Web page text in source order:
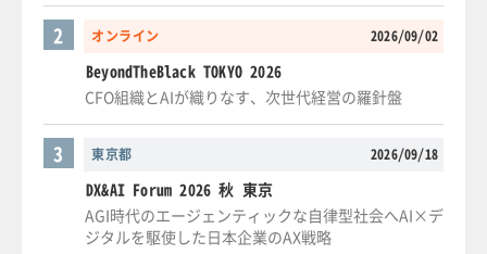
オンライン 2026/09/02
2
BeyondTheBlack TOKYO 2026
CFO組織とAIが織りなす、次世代経営の羅針盤
東京都 2026/09/18
3
DX&AI Forum 2026 秋 東京
AGI時代のエージェンティックな自律型社会へAI×デ
ジタルを駆使した日本企業のAX戦略